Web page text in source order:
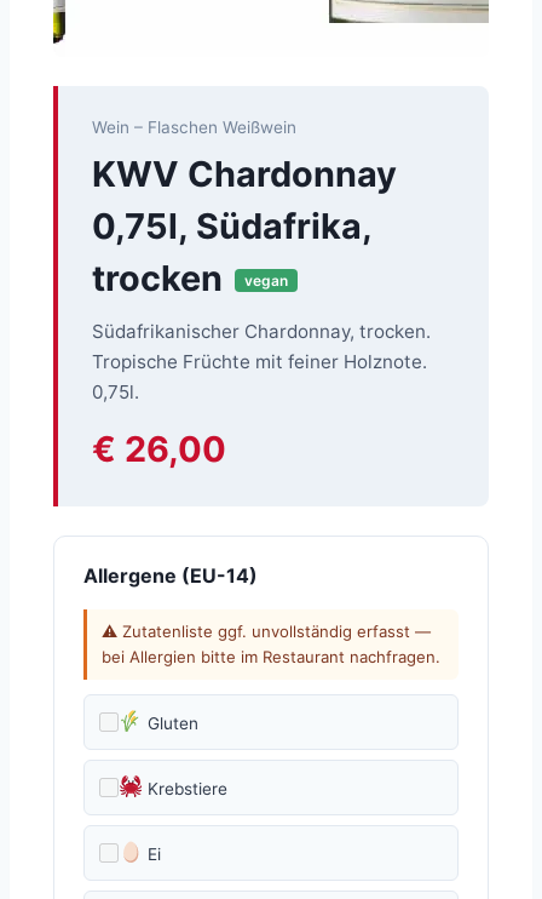
Wein – Flaschen Weißwein
KWV Chardonnay
0,75l, Südafrika,
trocken
vegan
Südafrikanischer Chardonnay, trocken.
Tropische Früchte mit feiner Holznote.
0,75l.
€ 26,00
Allergene (EU-14)
⚠ Zutatenliste ggf. unvollständig erfasst —
bei Allergien bitte im Restaurant nachfragen.
Gluten
Krebstiere
Ei